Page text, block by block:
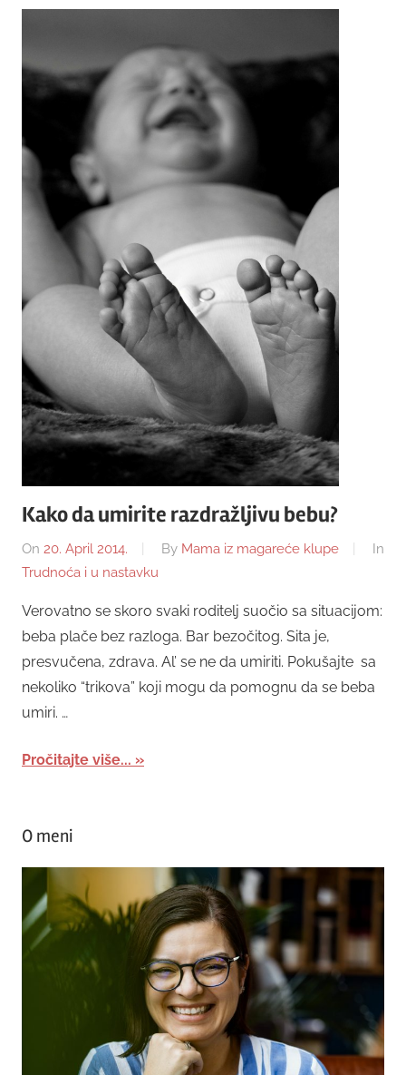
Kako da umirite razdražljivu bebu?
On 20. April 2014. By Mama iz magareće klupe
In
Trudnoća i u nastavku
Verovatno se skoro svaki roditelj suočio sa situacijom:
beba plače bez razloga. Bar bezočitog. Sita je,
presvučena, zdrava. Al’ se ne da umiriti. Pokušajte sa
nekoliko “trikova” koji mogu da pomognu da se beba
umiri. …
Pročitajte više...
O meni